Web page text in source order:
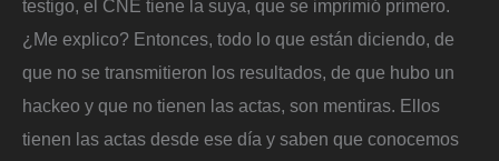
testigo, el CNE tiene la suya, que se imprimió primero.
¿Me explico? Entonces, todo lo que están diciendo, de
que no se transmitieron los resultados, de que hubo un
hackeo y que no tienen las actas, son mentiras. Ellos
tienen las actas desde ese día y saben que conocemos